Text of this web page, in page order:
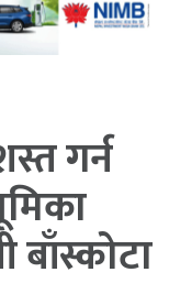
गर्न
बाँस्कोटा